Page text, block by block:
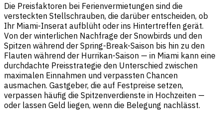
Die Preisfaktoren bei Ferienvermietungen sind die
versteckten Stellschrauben, die darüber entscheiden, ob
Ihr Miami-Inserat aufblüht oder ins Hintertreffen gerät.
Von der winterlichen Nachfrage der Snowbirds und den
Spitzen während der Spring-Break-Saison bis hin zu den
Flauten während der Hurrikan-Saison — in Miami kann eine
durchdachte Preisstrategie den Unterschied zwischen
maximalen Einnahmen und verpassten Chancen
ausmachen. Gastgeber, die auf Festpreise setzen,
verpassen häufig die Spitzenverdienste in Hochzeiten —
oder lassen Geld liegen, wenn die Belegung nachlässt.